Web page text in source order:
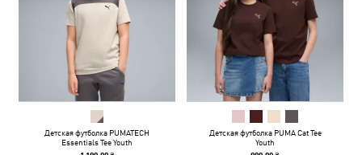
Детская футболка PUMATECH
Essentials Tee Youth
Детская футболка PUMA Cat Tee
Youth